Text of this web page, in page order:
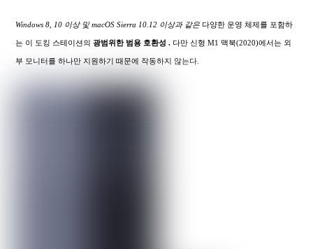
Windows 8, 10 이상 및 macOS Sierra 10.12 이상과 같은 다양한 운영 체제를 포함하
는 이 도킹 스테이션의광범위한 범용 호환성 . 다만 신형 M1 맥북(2020)에서는 외
부 모니터를 하나만 지원하기 때문에 작동하지 않는다.